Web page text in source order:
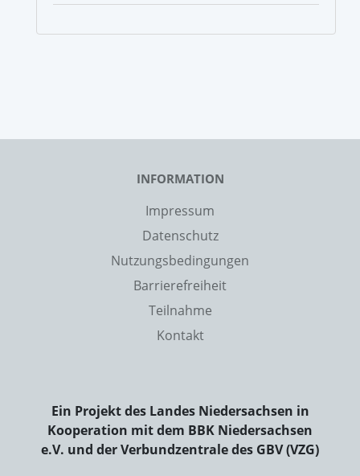
INFORMATION
Impressum
Datenschutz
Nutzungsbedingungen
Barrierefreiheit
Teilnahme
Kontakt
Ein Projekt des Landes Niedersachsen in
Kooperation mit dem BBK Niedersachsen
e.V. und der Verbundzentrale des GBV (VZG)